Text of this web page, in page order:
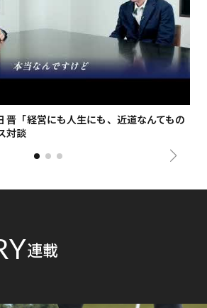
晋「経営にも人生にも、近道なんてもの
対談
連載